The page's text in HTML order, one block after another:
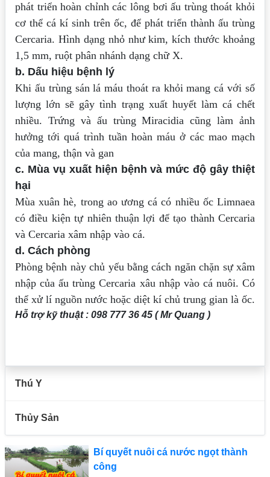
phát triển hoàn chỉnh các lông bơi ấu trùng thoát khỏi
cơ thể cá kí sinh trên ốc, để phát triển thành ấu trùng
Cercaria. Hình dạng nhỏ như kim, kích thước khoảng
1,5 mm, ruột phân nhánh dạng chữ X.
b. Dấu hiệu bệnh lý
Khi ấu trùng sán lá máu thoát ra khỏi mang cá với số
lượng lớn sẽ gây tình trạng xuất huyết làm cá chết
nhiều. Trứng và ấu trùng Miracidia cũng làm ảnh
hưởng tới quá trình tuần hoàn máu ở các mao mạch
của mang, thận và gan
c. Mùa vụ xuất hiện bệnh và mức độ gây thiệt
hại
Mùa xuân hè, trong ao ương cá có nhiều ốc Limnaea
có điều kiện tự nhiên thuận lợi để tạo thành Cercaria
và Cercaria xâm nhập vào cá.
d. Cách phòng
Phòng bệnh này chủ yếu bằng cách ngăn chặn sự xâm
nhập của ấu trùngCercaria xâu nhập vào cá nuôi. Có
thể xử lí nguồn nước hoặc diệt kí chủ trung gian là ốc.
Hỗ trợ kỹ thuật : 098 777 36 45 ( Mr Quang )
Thú Y
Thủy Sản
Bí quyết nuôi cá nước ngọt thành
công